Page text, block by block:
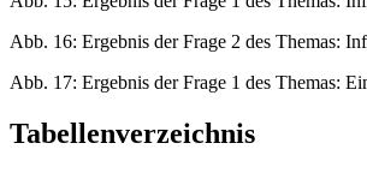
Abb. 16: Ergebnis der Frage 2 des Themas:
Abb. 17: Ergebnis der Frage 1 des Themas:
Tabellenverzeichnis